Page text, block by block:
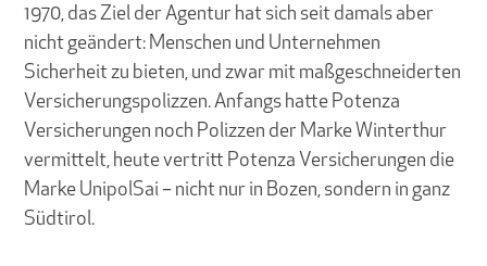
1970, das Ziel der Agentur hat sich seit damals aber
nicht geändert: Menschen und Unternehmen
Sicherheit zu bieten, und zwar mit maßgeschneiderten
Versicherungspolizzen. Anfangs hatte Potenza
Versicherungen noch Polizzen der Marke Winterthur
vermittelt, heute vertritt Potenza Versicherungen die
Marke UnipolSai – nicht nur in Bozen, sondern in ganz
Südtirol.